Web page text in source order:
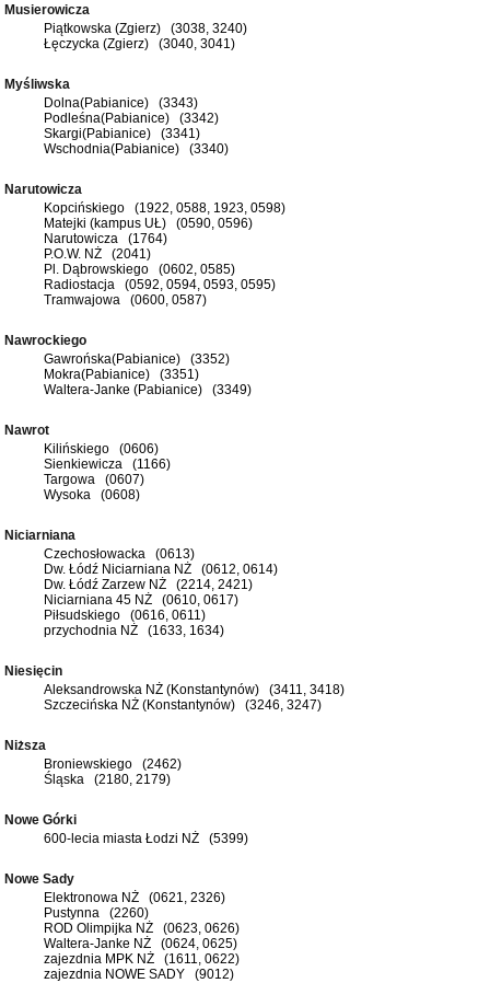
Musierowicza
Piątkowska (Zgierz) (3038, 3240)
Łęczycka (Zgierz) (3040, 3041)
Myśliwska
Dolna(Pabianice) (3343)
Podleśna(Pabianice) (3342)
Skargi(Pabianice) (3341)
Wschodnia(Pabianice) (3340)
Narutowicza
Kopcińskiego (1922, 0588, 1923, 0598)
Matejki (kampus UŁ) (0590, 0596)
Narutowicza (1764)
P.O.W. NŻ (2041)
Pl. Dąbrowskiego (0602, 0585)
Radiostacja (0592, 0594, 0593, 0595)
Tramwajowa (0600, 0587)
Nawrockiego
Gawrońska(Pabianice) (3352)
Mokra(Pabianice) (3351)
Waltera-Janke (Pabianice) (3349)
Nawrot
Kilińskiego (0606)
Sienkiewicza (1166)
Targowa (0607)
Wysoka (0608)
Niciarniana
Czechosłowacka (0613)
Dw. Łódź Niciarniana NŻ (0612, 0614)
Dw. Łódź Zarzew NŻ (2214, 2421)
Niciarniana 45 NŻ (0610, 0617)
Piłsudskiego (0616, 0611)
przychodnia NŻ (1633, 1634)
Niesięcin
Aleksandrowska NŻ (Konstantynów) (3411, 3418)
Szczecińska NŻ (Konstantynów) (3246, 3247)
Niższa
Broniewskiego (2462)
Śląska (2180, 2179)
Nowe Górki
600-lecia miasta Łodzi NŻ (5399)
Nowe Sady
Elektronowa NŻ (0621, 2326)
Pustynna (2260)
ROD Olimpijka NŻ (0623, 0626)
Waltera-Janke NŻ (0624, 0625)
zajezdnia MPK NŻ (1611, 0622)
zajezdnia NOWE SADY (9012)